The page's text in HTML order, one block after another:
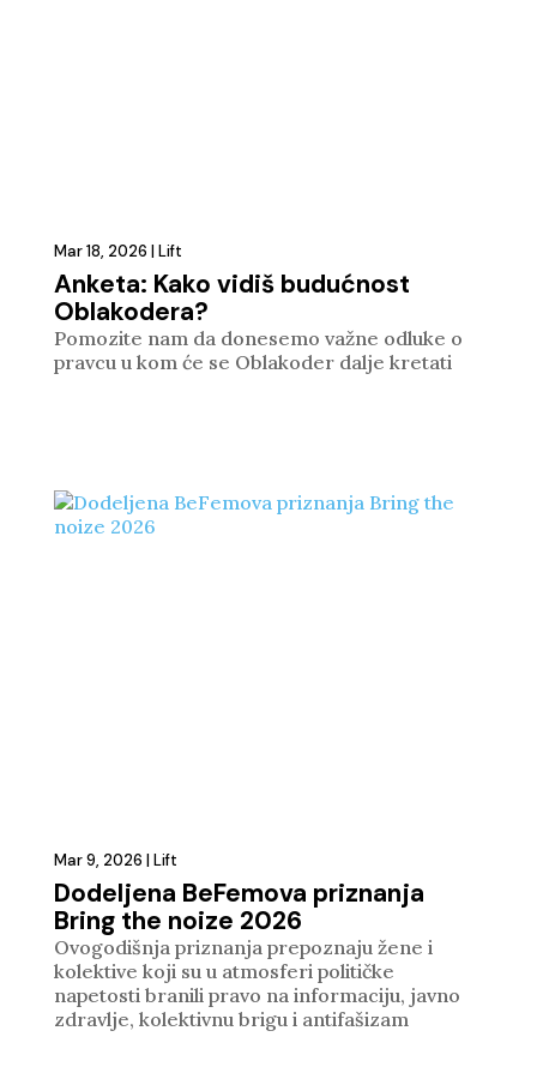
Anketa: Kako vidiš budućnost
Oblakodera?
Mar 18, 2026 | Lift
Pomozite nam da donesemo važne odluke o
pravcu u kom će se Oblakoder dalje kretati
Dodeljena BeFemova priznanja
Bring the noize 2026
Mar 9, 2026 | Lift
Ovogodišnja priznanja prepoznaju žene i
kolektive koji su u atmosferi političke
napetosti branili pravo na informaciju, javno
zdravlje, kolektivnu brigu i antifašizam